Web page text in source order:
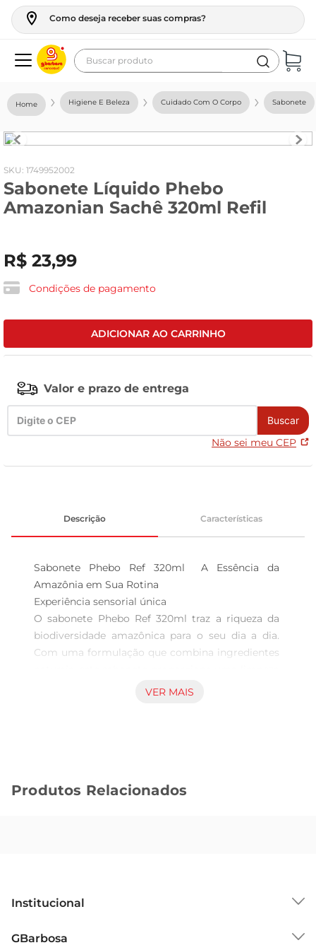
Como deseja receber suas compras?
Buscar produto
Higiene E Beleza Cuidado Com O Corpo Sabonete
: 1749952002
Sabonete Líquido Phebo
Amazonian Sachê 320ml Refil
R$ 23,99
Condições de pagamento
ADICIONAR AO CARRINHO
Valor e prazo de entrega
Buscar
Não sei meu CEP
Descrição Características
Sabonete Phebo Ref 320ml  A Essência da
Amazônia em Sua Rotina
Experiência sensorial única
O sabonete Phebo Ref 320ml traz a riqueza da
biodiversidade amazônica para o seu dia a dia.
Com uma formulação que combina ingredientes
suave e eficaz, respeitando a delicadeza da sua
Enriquecido com extratos da flora amazônica, o
bemestar e frescor que perdura ao longo do dia.
Este sabonete é indicado para o uso diário, sendo
VER MAIS
Produtos Relacionados
Institucional
Grupo Cencosud
GBarbosa
geladeira
fogao
café
cerveja
vinho
leite